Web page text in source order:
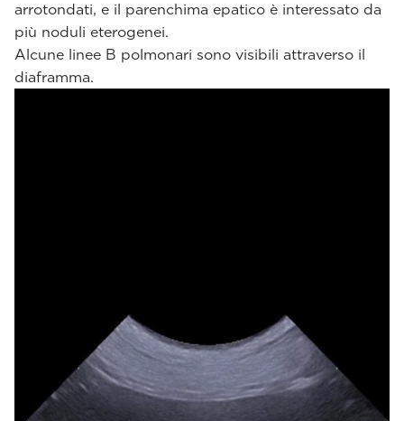
arrotondati, e il parenchima epatico è interessato da
più noduli eterogenei.
Alcune linee B polmonari sono visibili attraverso il
diaframma.